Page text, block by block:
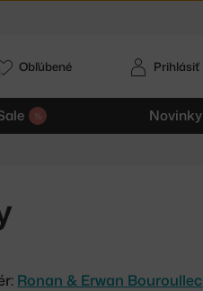
Novinky
Prihlásiť
Obľúbené
Ronan & Erwan Bouroullec